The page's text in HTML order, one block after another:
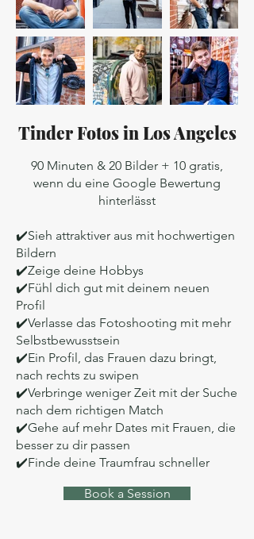
Tinder Fotos in Los Angeles
90 Minuten & 20 Bilder + 10 gratis,
wenn du eine Google Bewertung
hinterlässt
✔️Sieh attraktiver aus mit hochwertigen
Bildern
✔️Zeige deine Hobbys
✔️Fühl dich gut mit deinem neuen
Profil
✔️Verlasse das Fotoshooting mit mehr
Selbstbewusstsein
✔️Ein Profil, das Frauen dazu bringt,
nach rechts zu swipen
✔️Verbringe weniger Zeit mit der Suche
nach dem richtigen Match
✔️Gehe auf mehr Dates mit Frauen, die
besser zu dir passen
✔️Finde deine Traumfrau schneller
Book a Session